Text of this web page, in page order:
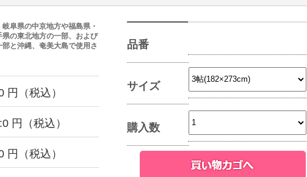
阜県の中京地方や福島県・
県の東北地方の一部、および
と沖縄、奄美大島で使用さ
円（税込）
0 円（税込）
円（税込）
品番
サイズ
購入数